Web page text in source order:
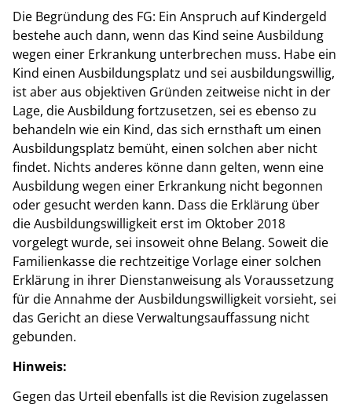
Die Begründung des FG: Ein Anspruch auf Kindergeld
bestehe auch dann, wenn das Kind seine Ausbildung
wegen einer Erkrankung unterbrechen muss. Habe ein
Kind einen Ausbildungsplatz und sei ausbildungswillig,
ist aber aus objektiven Gründen zeitweise nicht in der
Lage, die Ausbildung fortzusetzen, sei es ebenso zu
behandeln wie ein Kind, das sich ernsthaft um einen
Ausbildungsplatz bemüht, einen solchen aber nicht
findet. Nichts anderes könne dann gelten, wenn eine
Ausbildung wegen einer Erkrankung nicht begonnen
oder gesucht werden kann. Dass die Erklärung über
die Ausbildungswilligkeit erst im Oktober 2018
vorgelegt wurde, sei insoweit ohne Belang. Soweit die
Familienkasse die rechtzeitige Vorlage einer solchen
Erklärung in ihrer Dienstanweisung als Voraussetzung
für die Annahme der Ausbildungswilligkeit vorsieht, sei
das Gericht an diese Verwaltungsauffassung nicht
gebunden.
Hinweis:
Gegen das Urteil ebenfalls ist die Revision zugelassen